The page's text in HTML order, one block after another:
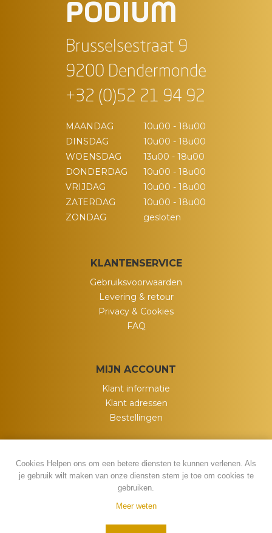
PODIUM
Brusselsestraat 9
9200 Dendermonde
+32 (0)52 21 94 92
MAANDAG
10u00 - 18u00
DINSDAG
10u00 - 18u00
WOENSDAG
13u00 - 18u00
DONDERDAG
10u00 - 18u00
VRIJDAG
10u00 - 18u00
ZATERDAG
10u00 - 18u00
ZONDAG
gesloten
KLANTENSERVICE
Gebruiksvoorwaarden
Levering & retour
Privacy & Cookies
FAQ
MIJN ACCOUNT
Klant informatie
Klant adressen
Bestellingen
Cookies Helpen ons om een betere diensten te kunnen verlenen. Als
je gebruik wilt maken van onze diensten stem je toe om cookies te
gebruiken.
Meer weten